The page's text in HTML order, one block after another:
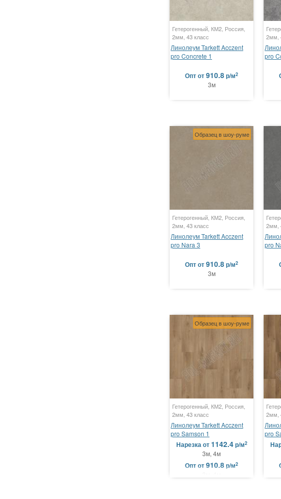
Гетерогенный, КМ2, Россия,
2мм, 43 класс
Линолеум Tarkett Acczent
pro Concrete 1
Оптот910.8р/м2
3м
2мм,
pro
Образец в шоу-руме
Гетерогенный, КМ2, Россия,
2мм, 43 класс
Линолеум Tarkett Acczent
pro Nara 3
Оптот910.8р/м2
3м
2мм,
pro
Образец в шоу-руме
Гетерогенный, КМ2, Россия,
2мм, 43 класс
Линолеум Tarkett Acczent
pro Samson 1
Нарезкаот 1142.4р/м2
3м, 4м
Оптот910.8р/м2
2мм,
pro